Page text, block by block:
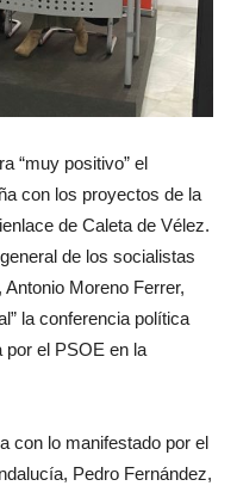
“muy positivo” el
con los proyectos de la
de Caleta de Vélez.
de los socialistas
Moreno Ferrer,
la conferencia política
por el PSOE en la
con lo manifestado por el
Pedro Fernández,